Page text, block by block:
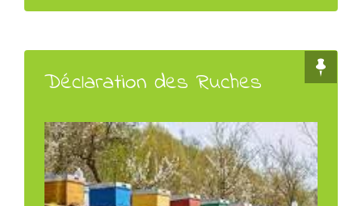
Déclaration des Ruches